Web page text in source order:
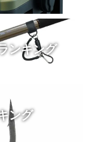
ンキング
ング